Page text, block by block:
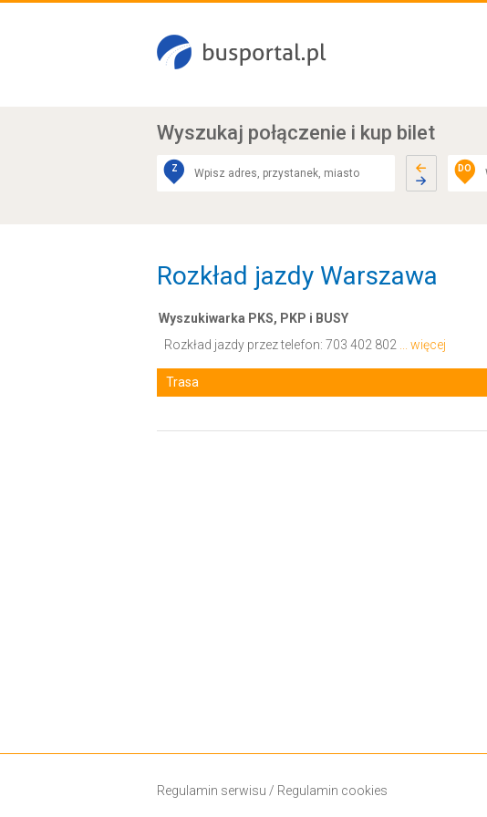
Wyszukaj połączenie i kup bilet
Z DO
Rozkład jazdy Warszawa
Wyszukiwarka PKS, PKP i BUSY
Rozkład jazdy przez telefon: 703 402 802 ... więcej
Trasa
Regulamin serwisu / Regulamin cookies